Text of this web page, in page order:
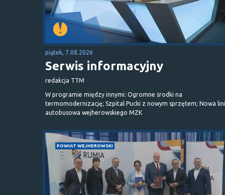
piątek, 7.08.2026
Serwis informacyjny
redakcja TTM
W programie między innymi: Ogromne środki na
termomodernizację; Szpital Pucki z nowym sprzętem; Nowa
autobusowa wejherowskiego MZK
POWIAT WEJHEROWSKI